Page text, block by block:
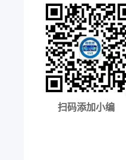
扫码添加小编